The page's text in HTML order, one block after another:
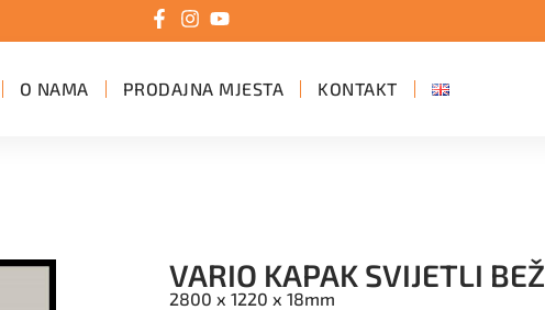
O NAMA PRODAJNA MJESTA KONTAKT
VARIO KAPAK SVIJETLI BEŽ
2800 x 1220 x 18mm